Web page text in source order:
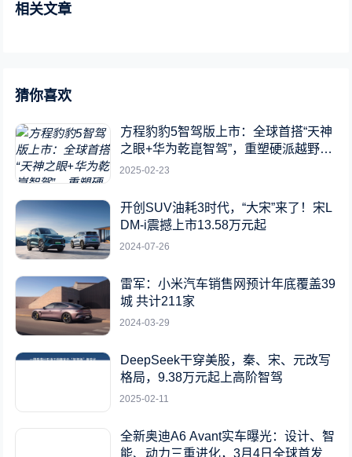
相关文章
猜你喜欢
方程豹豹5智驾版上市：全球首搭“天神
之眼+华为乾崑智驾”，重塑硬派越野新
标杆
2025-02-23
开创SUV油耗3时代，“大宋”来了！宋L
DM-i震撼上市13.58万元起
2024-07-26
雷军：小米汽车销售网预计年底覆盖39
城 共计211家
2024-03-29
DeepSeek干穿美股，秦、宋、元改写
格局，9.38万元起上高阶智驾
2025-02-11
全新奥迪A6 Avant实车曝光：设计、智
能、动力三重进化，3月4日全球首发